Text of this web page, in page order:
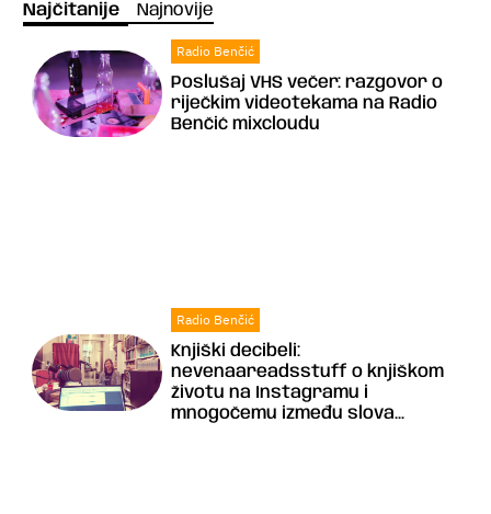
Najčitanije Najnovije
Radio Benčić
Poslušaj VHS večer: razgovor o
riječkim videotekama na Radio
Benčić mixcloudu
Radio Benčić
Knjiški decibeli:
nevenaareadsstuff o knjiškom
životu na Instagramu i
mnogočemu između slova...